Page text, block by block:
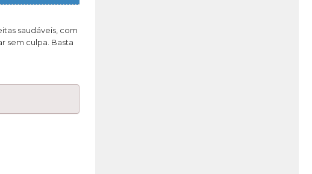
saudáveis, com
sem culpa. Basta